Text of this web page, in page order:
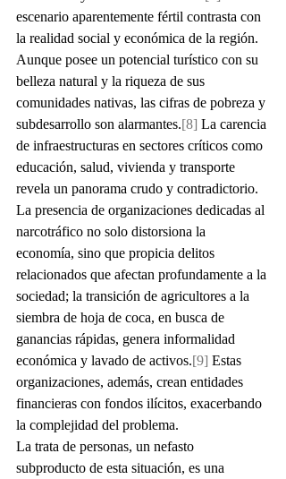
escenario aparentemente fértil contrasta con
la realidad social y económica de la región.
Aunque posee un potencial turístico con su
belleza natural y la riqueza de sus
comunidades nativas, las cifras de pobreza y
subdesarrollo son alarmantes.[8] La carencia
de infraestructuras en sectores críticos como
educación, salud, vivienda y transporte
revela un panorama crudo y contradictorio.
La presencia de organizaciones dedicadas al
narcotráfico no solo distorsiona la
economía, sino que propicia delitos
relacionados que afectan profundamente a la
sociedad; la transición de agricultores a la
siembra de hoja de coca, en busca de
ganancias rápidas, genera informalidad
económica y lavado de activos.[9] Estas
organizaciones, además, crean entidades
financieras con fondos ilícitos, exacerbando
la complejidad del problema.
La trata de personas, un nefasto
subproducto de esta situación, es una